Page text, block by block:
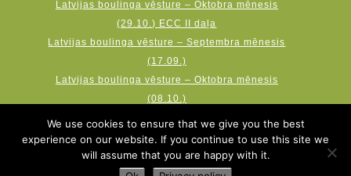
Latvijas boulinga vēsture – Oktobra mēnesis
(29.10.) ECC II daļa
Latvijas boulinga vēsture – Septembra mēnesis
(17.09.)
Latvijas boulinga vēsture – Oktobra mēnesis
(08.10.)
Latvijas boulinga vēsture – Novembra mēnesis
(19.11.) AMF Qubica World Cup
We use cookies to ensure that we give you the best
experience on our website. If you continue to use this site we
will assume that you are happy with it.